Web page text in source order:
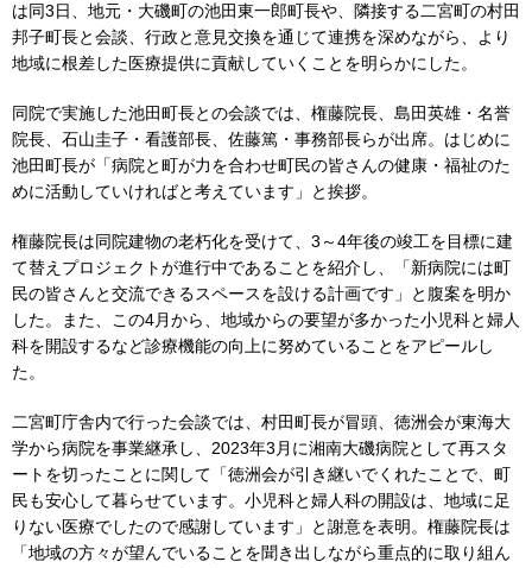
は同3日、地元・大磯町の池田東一郎町長や、隣接する二宮町の村田
邦子町長と会談、行政と意見交換を通じて連携を深めながら、より
地域に根差した医療提供に貢献していくことを明らかにした。
同院で実施した池田町長との会談では、権藤院長、島田英雄・名誉
院長、石山圭子・看護部長、佐藤篤・事務部長らが出席。はじめに
池田町長が「病院と町が力を合わせ町民の皆さんの健康・福祉のた
めに活動していければと考えています」と挨拶。
権藤院長は同院建物の老朽化を受けて、3～4年後の竣工を目標に建
て替えプロジェクトが進行中であることを紹介し、「新病院には町
民の皆さんと交流できるスペースを設ける計画です」と腹案を明か
した。また、この4月から、地域からの要望が多かった小児科と婦人
科を開設するなど診療機能の向上に努めていることをアピールし
た。
二宮町庁舎内で行った会談では、村田町長が冒頭、徳洲会が東海大
学から病院を事業継承し、2023年3月に湘南大磯病院として再スタ
ートを切ったことに関して「徳洲会が引き継いでくれたことで、町
民も安心して暮らせています。小児科と婦人科の開設は、地域に足
りない医療でしたので感謝しています」と謝意を表明。権藤院長は
「地域の方々が望んでいることを聞き出しながら重点的に取り組ん